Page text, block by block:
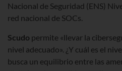
Nacional de Seguridad (ENS)
red nacional de SOCs.
Scudo permite «llevar la
nivel adecuado». ¿Y cuál es el
busca un equilibrio entre las